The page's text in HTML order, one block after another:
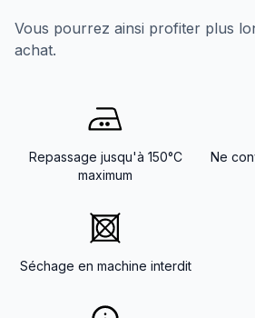
Vous pourrez ainsi profiter plus
achat.
Repassage jusqu'à 150°C
maximum
Ne
Séchage en machine interdit